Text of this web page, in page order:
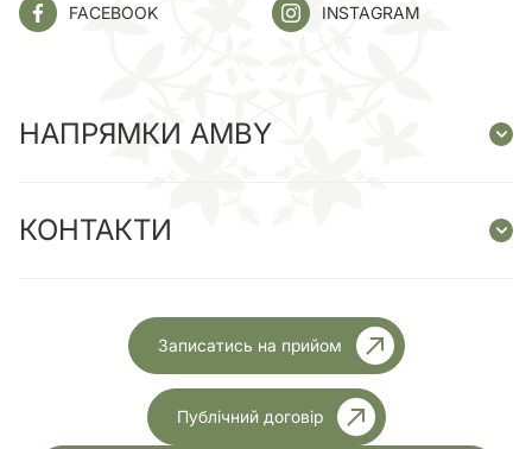
FACEBOOK INSTAGRAM
НАПРЯМКИ AMBY
КОНТАКТИ
Записатись на прийом
Публічний договір